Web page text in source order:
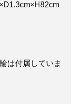
は付属していま